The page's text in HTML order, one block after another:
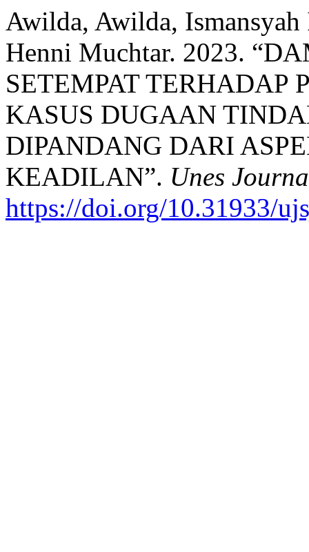
Awilda, Awilda,
Henni Muchtar. 2023.
SETEMPAT TERHADAP
KASUS DUGAAN
DIPANDANG DARI
KEADILAN”. Unes
https://doi.org/10.31933/